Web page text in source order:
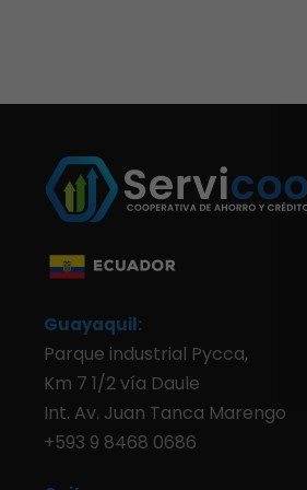
Guayaquil:
Parque industrial Pycca,
Km 7 1/2 vía Daule
Int. Av. Juan Tanca Marengo
+593 9 8468 0686